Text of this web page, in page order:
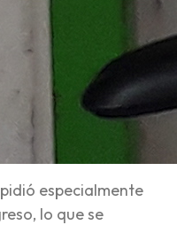
especialmente
lo que se